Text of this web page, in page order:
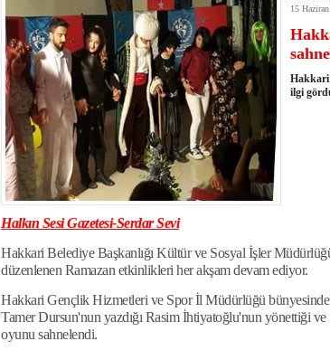
17:35- Hakkari'ye Raftingde Çifte Gurur
17:32- Dağcı Yüksel Işık'ın izini köylüler
17:30- Hayvanlar Şarbona karşı
17:27- Hakkari'de yaz ortasında kış
19:22- Cennet-Cehennem Vadisi'nde
19:19 - CHP Hakkari ve 26 il başkanını
19:17- Cennet Cehennem Vadisi'nde
19:13- Bakan Yardımcısı Çelik, Aşiret
19:10- Hakkari'de 503 kilogram Esrar ele
19:08- Bakan Yardımcısı Ali Çelik
15
ilgi
Halkın Sesi Gazetesi-Serdar Sevi
Hakkari Belediye Başkanlığı Kültür ve Sosyal İşler
düzenlenen Ramazan etkinlikleri her akşam devam ediyor.
Hakkari Gençlik Hizmetleri ve Spor İl Müdürlüğü
Tamer Dursun'nun yazdığı Rasim İhtiyatoğlu'nun yönettiği
oyunu sahnelendi.